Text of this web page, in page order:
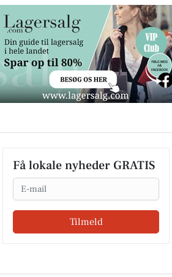
Få lokale nyheder GRATIS
Email
Tilmeld